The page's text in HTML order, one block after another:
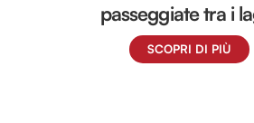
passeggiate tra i
SCOPRI DI PIÙ